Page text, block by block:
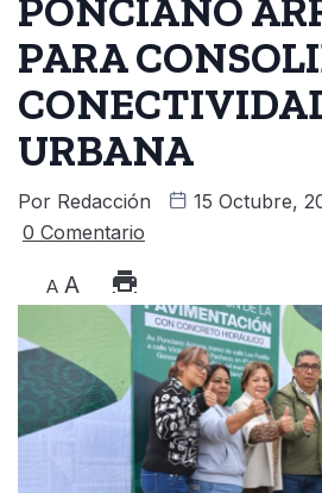
PONCIANO
PARA
URBANA
Por Redacción 15 Octubre,
0 Comentario
A A